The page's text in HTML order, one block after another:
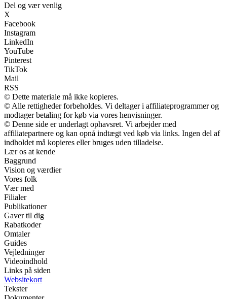
Del og vær venlig
X
Facebook
Instagram
LinkedIn
YouTube
Pinterest
TikTok
Mail
RSS
© Dette materiale må ikke kopieres.
© Alle rettigheder forbeholdes. Vi deltager i affiliateprogrammer og
modtager betaling for køb via vores henvisninger.
© Denne side er underlagt ophavsret. Vi arbejder med
affiliatepartnere og kan opnå indtægt ved køb via links. Ingen del af
indholdet må kopieres eller bruges uden tilladelse.
Lær os at kende
Baggrund
Vision og værdier
Vores folk
Vær med
Filialer
Publikationer
Gaver til dig
Rabatkoder
Omtaler
Guides
Vejledninger
Videoindhold
Links på siden
Websitekort
Tekster